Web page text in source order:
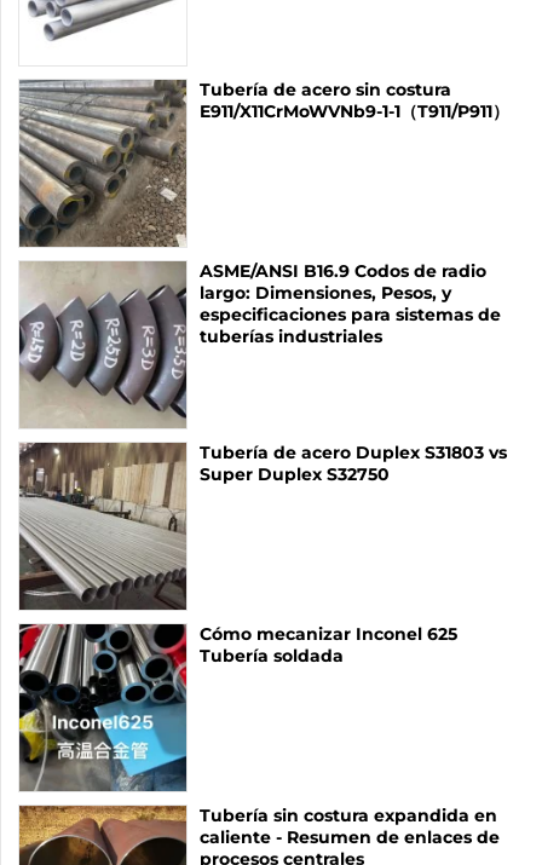
Tubería de acero sin costura
E911/X11CrMoWVNb9-1-1（T911/P911）
ASME/ANSI B16.9 Codos de radio
largo: Dimensiones, Pesos, y
especificaciones para sistemas de
tuberías industriales
Tubería de acero Duplex S31803 vs
Super Duplex S32750
Cómo mecanizar Inconel 625
Tubería soldada
Tubería sin costura expandida en
caliente - Resumen de enlaces de
procesos centrales